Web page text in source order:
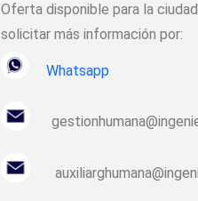
Oferta disponible para la
solicitar más información por:
Whatsapp